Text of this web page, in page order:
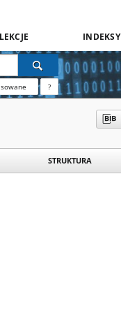
INDEKSY
?
STRUKTURA